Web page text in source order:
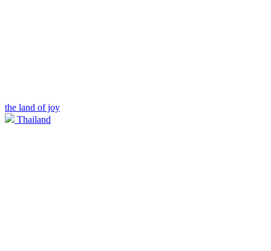
the land of joy
Thailand